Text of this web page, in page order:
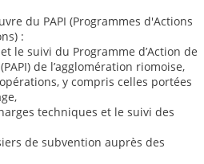
du PAPI (Programmes d'Actions
:
le suivi du Programme d’Action de
de l’agglomération riomoise,
y compris celles portées
techniques et le suivi des
de subvention auprès des